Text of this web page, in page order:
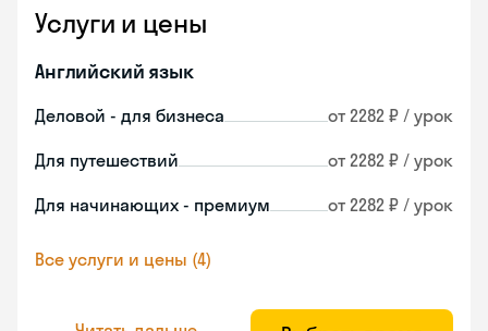
Услуги и цены
Английский язык
Деловой - для бизнеса от 2282 ₽ / урок
Для путешествий от 2282 ₽ / урок
Для начинающих - премиум от 2282 ₽ / урок
Все услуги и цены (4)